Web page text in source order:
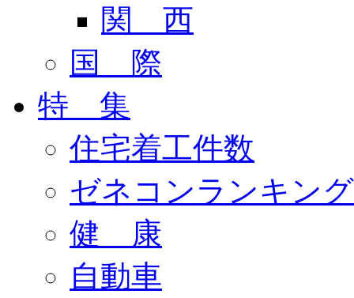
関 西
国 際
特 集
住宅着工件数
ゼネコンランキング
健 康
自動車